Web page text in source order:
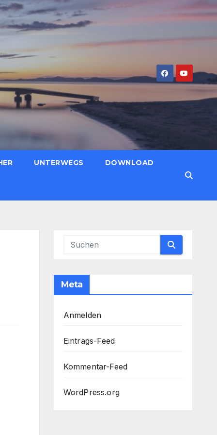
UNTERWEGS DOWNLOAD
Meta
Anmelden
Eintrags-Feed
Kommentar-Feed
WordPress.org